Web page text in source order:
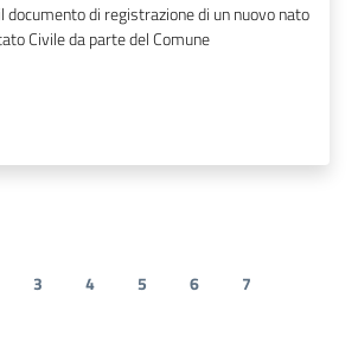
documento di registrazione di un nuovo nato
Civile da parte del Comune
Pagina
3 Pagina
4 Pagina
5 Pagina
6 Pagina
7